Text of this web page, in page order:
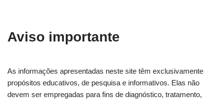
Aviso importante
As informações apresentadas neste site têm exclusivamente
propósitos educativos, de pesquisa e informativos. Elas não
devem ser empregadas para fins de diagnóstico, tratamento,